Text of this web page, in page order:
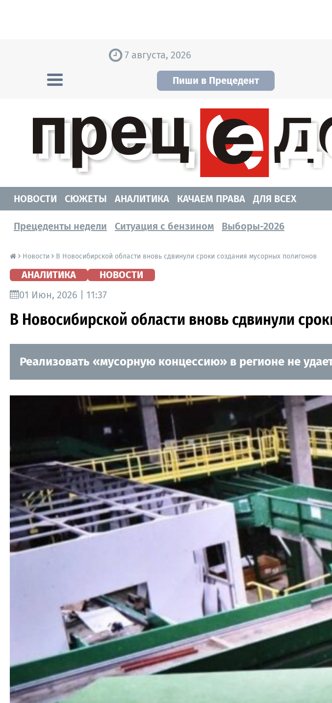
7 августа, 2026
Пиши в Прецедент
НОВОСТИ
СЮЖЕТЫ АНАЛИТИКА КАЧАЕМ ПРАВА ДЛЯ ВСЕХ
Прецеденты недели Ситуация с бензином Выборы-2026
Новости В Новосибирской области вновь сдвинули сроки создания мусорных полигонов
АНАЛИТИКА
НОВОСТИ
01 Июн, 2026 | 11:37
В Новосибирской области вновь сдвинули
Реализовать «мусорную концессию» в регионе не